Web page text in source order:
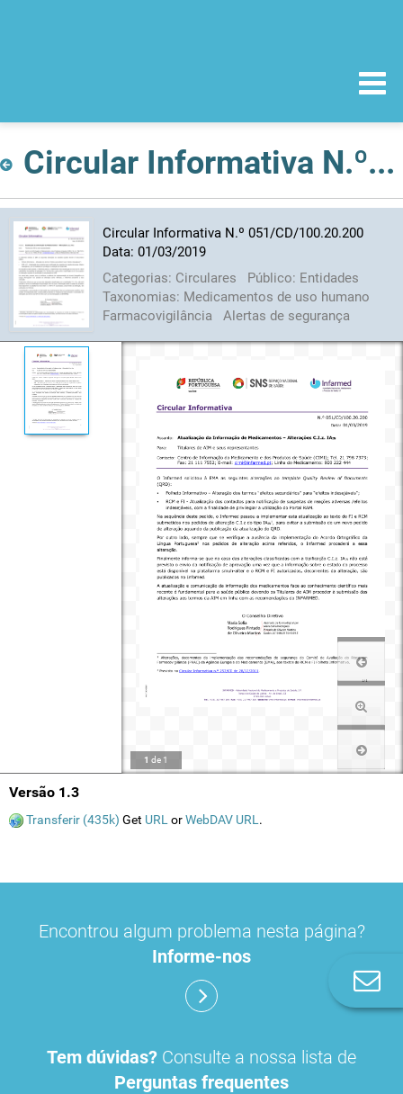
Circular Informativa N.º 051/CD/100.20.200 Data: 01/03/2019
Circular Informativa N.º 051/CD/100.20.200
Data: 01/03/2019
Categorias: Circulares Público: Entidades
Taxonomias: Medicamentos de uso humano
Farmacovigilância
Alertas de segurança
1 de 1
Versão 1.3
Transferir (435k) Get URL orWebDAV URL .
Encontrou algum problema nesta página?
Informe-nos
Tem dúvidas? Consulte a nossa lista de
Perguntas frequentes